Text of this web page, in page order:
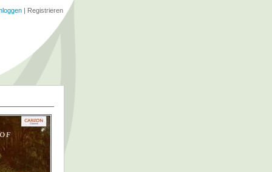
| Registrieren